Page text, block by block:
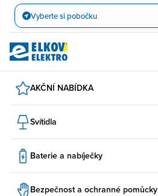
Přejít
obsah
Vyberte si pobočku
AKČNÍ NABÍDKA
Svítidla
Baterie a nabíječky
Bezpečnost a ochranné pomůcky